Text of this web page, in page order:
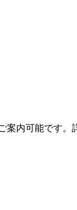
内可能です。